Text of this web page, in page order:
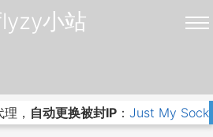
小站
， 自动更换被封IP ： Just My